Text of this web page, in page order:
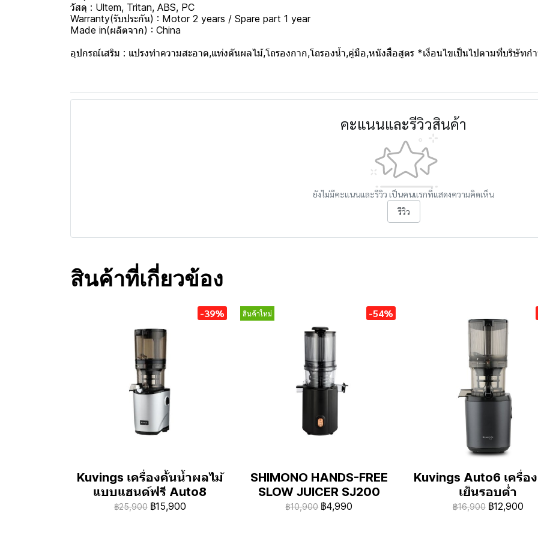
วัสดุ : Ultem, Tritan, ABS, PC
Warranty(รับประกัน) : Motor 2 years / Spare part 1 year
Made in(ผลิตจาก) : China
อุปกรณ์เสริม : แปรงทำความสะอาด,แท่งดันผลไม้,โถรองกาก,โถรองน้ำ,คู่มือ,หนังสือสูตร *เงื่อนไขเป็นไปตามที่บริษัทก
คะแนนและรีวิวสินค้า
ยังไม่มีคะแนนและรีวิว เป็นคนแรกที่แสดงความคิดเห็น
รีวิว
สินค้าที่เกี่ยวข้อง
-39%
Kuvings เครื่องคั้นน้ำผลไม้
แบบแฮนด์ฟรี Auto8
฿25,900 ฿15,900
สินค้าใหม่ -54%
SHIMONO HANDS-FREE
SLOW JUICER SJ200
฿10,900 ฿4,990
Kuvings Auto6 เครื่อ
เย็นรอบต่ำ
฿16,900 ฿12,900